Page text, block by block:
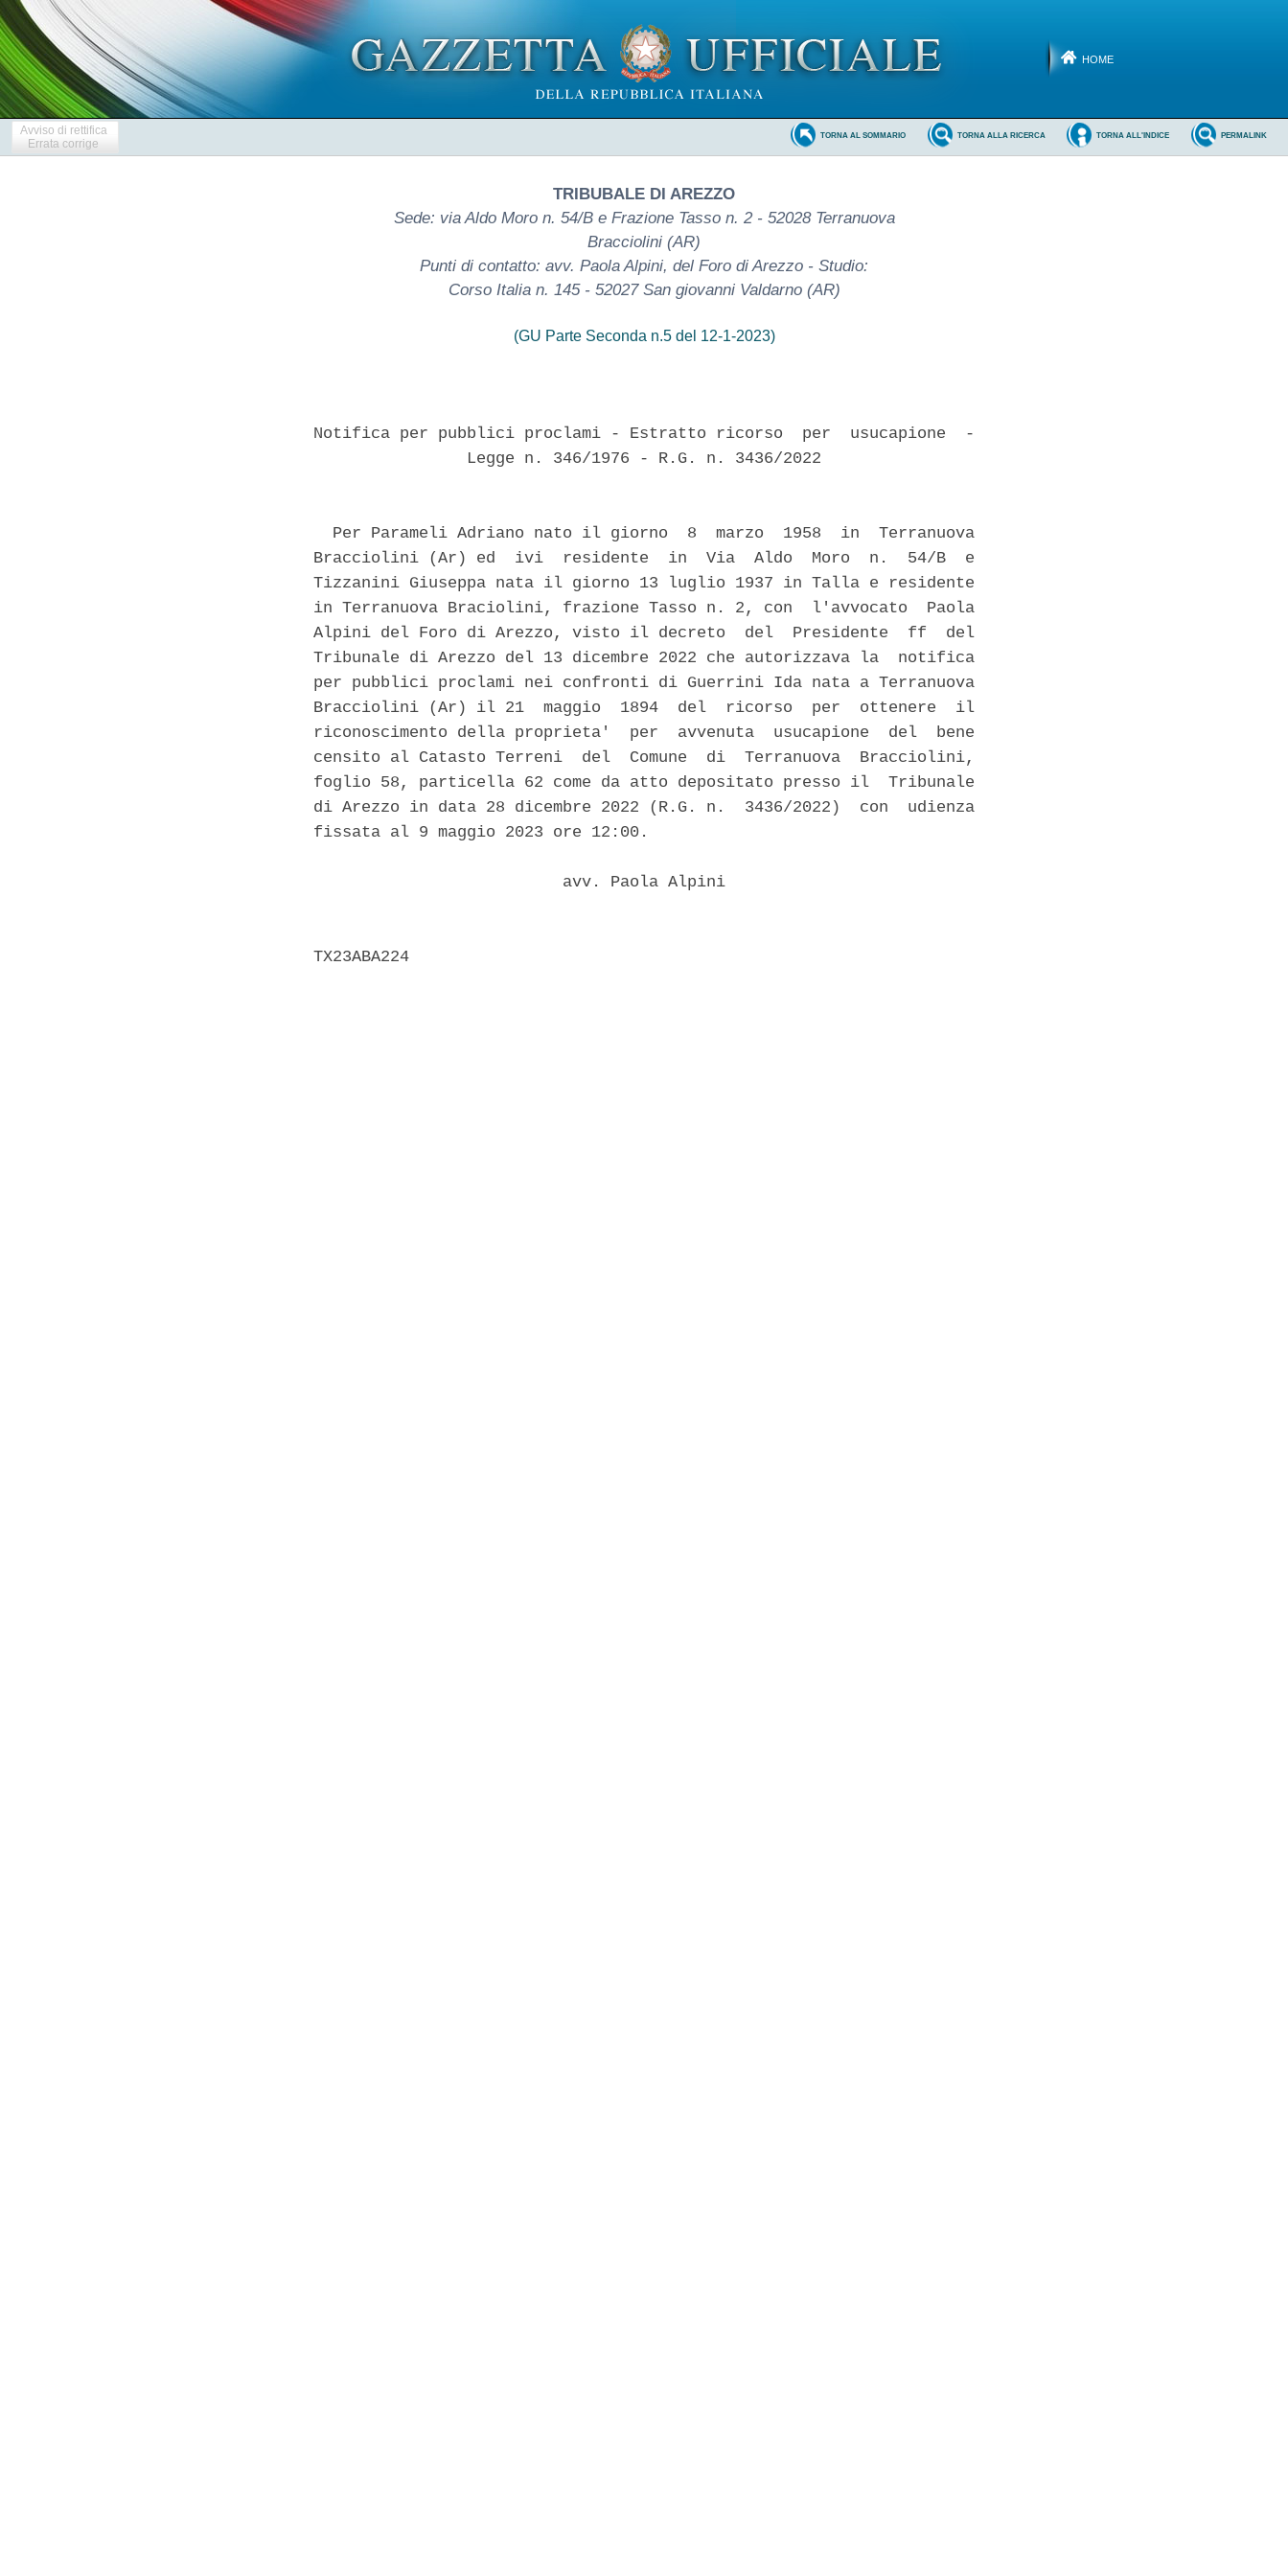
HOME
Avviso di rettifica
Errata corrige
PERMALINK
TORNA ALL'INDICE
TORNA ALLA RICERCA
TORNA AL SOMMARIO
TRIBUBALE DI AREZZO
Sede: via Aldo Moro n. 54/B e Frazione Tasso n. 2 - 52028 Terranuova
Bracciolini (AR)
Punti di contatto: avv. Paola Alpini, del Foro di Arezzo - Studio:
Corso Italia n. 145 - 52027 San giovanni Valdarno (AR)
(GU Parte Seconda n.5 del 12-1-2023)
Notifica per pubblici proclami - Estratto ricorso  per  usucapione  -
                Legge n. 346/1976 - R.G. n. 3436/2022
  Per Parameli Adriano nato il giorno  8  marzo  1958  in  Terranuova
Bracciolini (Ar) ed  ivi  residente  in  Via  Aldo  Moro  n.  54/B  e
Tizzanini Giuseppa nata il giorno 13 luglio 1937 in Talla e residente
in Terranuova Braciolini, frazione Tasso n. 2, con  l'avvocato  Paola
Alpini del Foro di Arezzo, visto il decreto  del  Presidente  ff  del
Tribunale di Arezzo del 13 dicembre 2022 che autorizzava la  notifica
per pubblici proclami nei confronti di Guerrini Ida nata a Terranuova
Bracciolini (Ar) il 21  maggio  1894  del  ricorso  per  ottenere  il
riconoscimento della proprieta'  per  avvenuta  usucapione  del  bene
censito al Catasto Terreni  del  Comune  di  Terranuova  Bracciolini,
foglio 58, particella 62 come da atto depositato presso il  Tribunale
di Arezzo in data 28 dicembre 2022 (R.G. n.  3436/2022)  con  udienza
fissata al 9 maggio 2023 ore 12:00.
                          avv. Paola Alpini